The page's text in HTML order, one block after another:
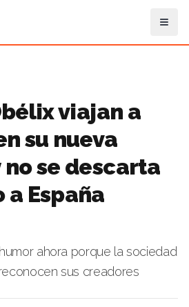
viajan a
su nueva
se descarta
a España
ahora porque la sociedad
sus creadores